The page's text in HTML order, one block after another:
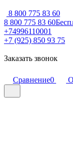
8 800 775 83 60
8 800 775 83 60
+74996110001
+7 (925) 850 93 75
Заказать звонок
Сравнение0